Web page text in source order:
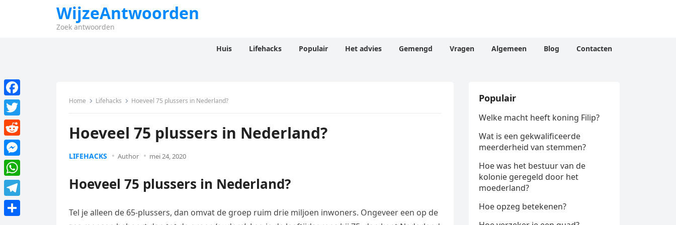
WijzeAntwoorden
Zoek antwoorden
Huis Lifehacks Populair Het advies Gemengd Vragen Algemeen Blog Contacten
Home Lifehacks Hoeveel 75 plussers in Nederland?
Hoeveel 75 plussers in Nederland?
LIFEHACKS Author mei 24, 2020
Hoeveel 75 plussers in Nederland?
Tel je alleen de 65-plussers, dan omvat de groep ruim drie miljoen inwoners. Ongeveer een op de
Populair
Welke macht heeft koning Filip?
Wat is een gekwalificeerde
meerderheid van stemmen?
Hoe was het bestuur van de
kolonie geregeld door het
moederland?
Hoe opzeg betekenen?
F
a
c
e
b
o
o
k
T
w
i
t
t
e
R
e
d
d
M
e
s
s
W
h
a
T